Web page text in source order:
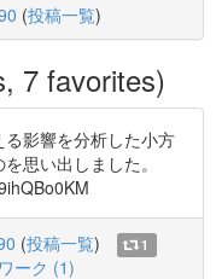
(投稿一覧)
7 favorites)
影響を分析した小方
思い出しました。
(投稿一覧)
1
ーク (1)